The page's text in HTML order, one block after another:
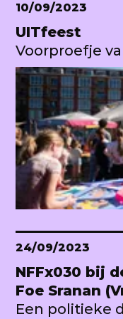
10/09/2023
UITfeest
Voorproefje
24/09/2023
NFFx030 bij
Foe Sranan
Een politieke